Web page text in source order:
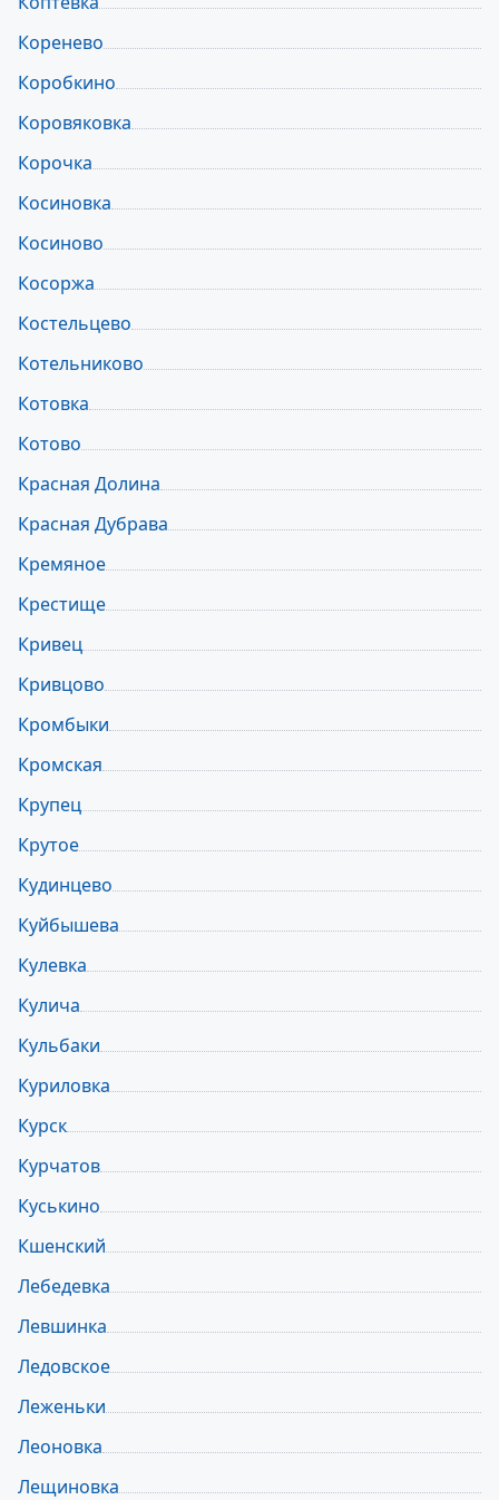
Коренево
Коробкино
Коровяковка
Корочка
Косиновка
Косиново
Косоржа
Костельцево
Котельниково
Котовка
Котово
Красная Долина
Красная Дубрава
Кремяное
Крестище
Кривец
Кривцово
Кромбыки
Кромская
Крупец
Крутое
Кудинцево
Куйбышева
Кулевка
Кулича
Кульбаки
Куриловка
Курск
Курчатов
Куськино
Кшенский
Лебедевка
Левшинка
Ледовское
Леженьки
Леоновка
Лещиновка